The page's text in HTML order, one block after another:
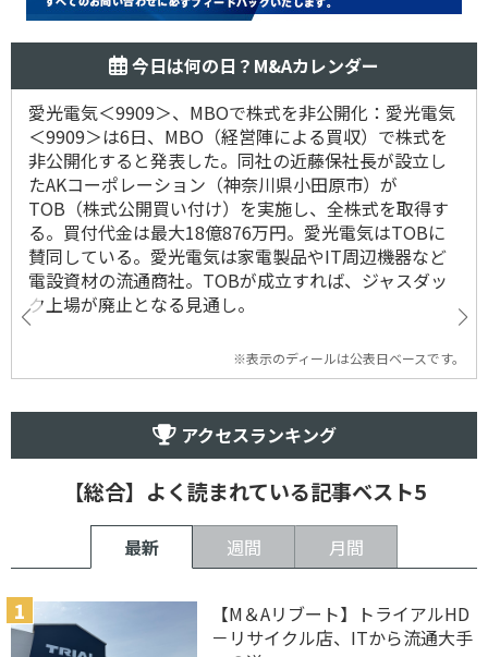
今日は何の日？M&Aカレンダー
愛光電気＜9909＞、MBOで株式を非公開化：愛光電気
＜9909＞は6日、MBO（経営陣による買収）で株式を
非公開化すると発表した。同社の近藤保社長が設立し
たAKコーポレーション（神奈川県小田原市）が
TOB（株式公開買い付け）を実施し、全株式を取得す
る。買付代金は最大18億876万円。愛光電気はTOBに
賛同している。愛光電気は家電製品やIT周辺機器など
電設資材の流通商社。TOBが成立すれば、ジャスダッ
ク上場が廃止となる見通し。
※表示のディールは公表日ベースです。
アクセスランキング
【総合】よく読まれている記事ベスト5
最新 週間 月間
【M＆Aリブート】トライアルHD
－リサイクル店、ITから流通大手